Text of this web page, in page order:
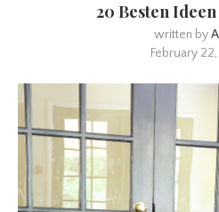
20 Besten
written by
February